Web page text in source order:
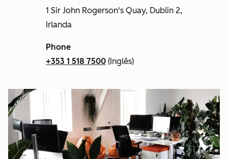
1 Sir John Rogerson's Quay, Dublin 2,
Irlanda
Phone
+353 1 518 7500 (Inglês)